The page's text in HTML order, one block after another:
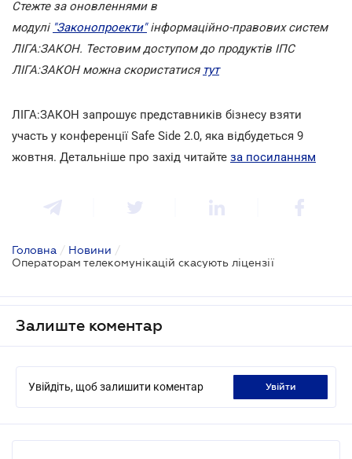
Стежте за оновленнями в
модулі "Законопроекти"інформаційно-правових систем
ЛІГА:ЗАКОН. Тестовим доступом до продуктів ІПС
ЛІГА:ЗАКОН можна скористатися тут
ЛІГА:ЗАКОН запрошує представників бізнесу взяти
участь у конференції Safe Side 2.0, яка відбудеться 9
жовтня. Детальніше про захід читайте за посиланням
Головна / Новини /
Операторам телекомунікацій скасують ліцензії
Залиште коментар
Увійдіть, щоб залишити коментар увійти